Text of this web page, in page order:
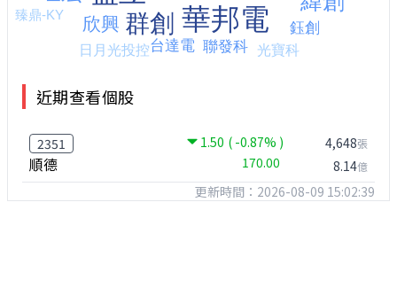
近期查看個股
2351 1.50 ( -0.87% )
順德 170.00
4,648張
8.14億
更新時間：2026-08-09 15:02:39